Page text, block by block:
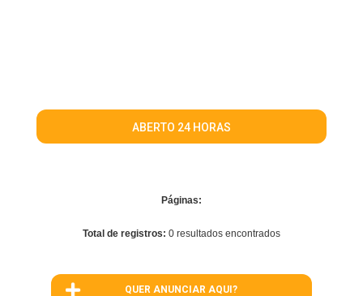
ABERTO 24 HORAS
Páginas:
Total de registros: 0 resultados encontrados
QUER ANUNCIAR AQUI?